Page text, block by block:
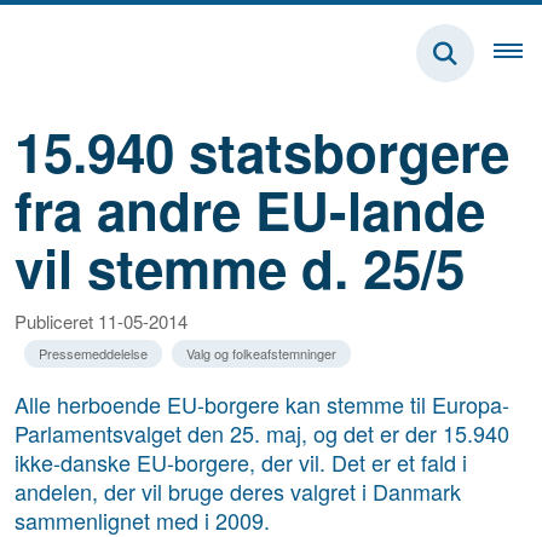
15.940 statsborgere
fra andre EU-lande
vil stemme d. 25/5
Publiceret 11-05-2014
Pressemeddelelse Valg og folkeafstemninger
Alle herboende EU-borgere kan stemme til Europa-
Parlamentsvalget den 25. maj, og det er der 15.940
ikke-danske EU-borgere, der vil. Det er et fald i
andelen, der vil bruge deres valgret i Danmark
sammenlignet med i 2009.